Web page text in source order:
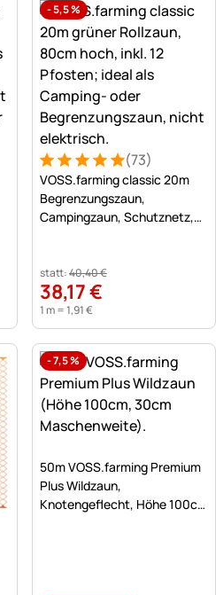
-5,5%
Bewertung: 5 von 5 (73
73 Bewertungen
(73)
VOSS.farming classic 20m
Begrenzungszaun,
Campingzaun, Schutznetz,
statt:40,40€
38,17€
1 m =1,91€
-7,5%
50m VOSS.farming Premium
Plus Wildzaun,
Knotengeflecht, Höhe 100cm